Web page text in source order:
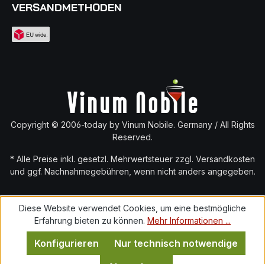
VERSANDMETHODEN
Copyright © 2006-today by Vinum Nobile. Germany / All Rights
Reserved.
* Alle Preise inkl. gesetzl. Mehrwertsteuer zzgl. Versandkosten
und ggf. Nachnahmegebühren, wenn nicht anders angegeben.
Diese Website verwendet Cookies, um eine bestmögliche
Erfahrung bieten zu können. Mehr Informationen ...
Nur technisch notwendige
Konfigurieren